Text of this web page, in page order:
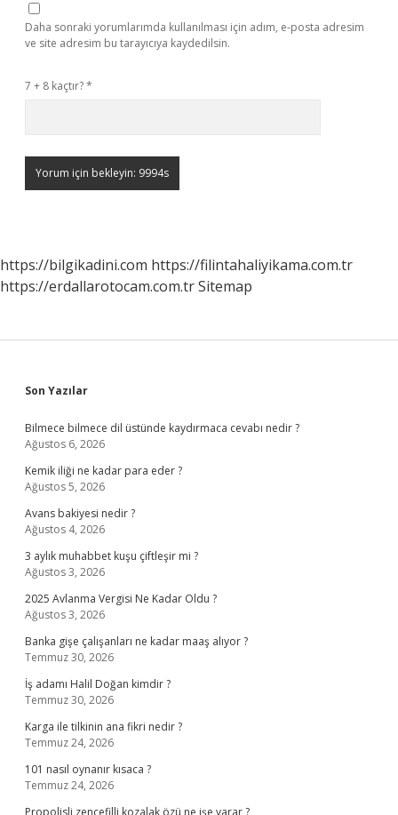
Daha sonraki yorumlarımda kullanılması için adım, e-posta adresim
ve site adresim bu tarayıcıya kaydedilsin.
7 + 8 kaçtır?*
https://bilgikadini.com https://filintahaliyikama.com.tr
https://erdallarotocam.com.trSitemap
Sidebar
Son Yazılar
Bilmece bilmece dil üstünde kaydırmaca cevabı nedir ?
Ağustos 6, 2026
Kemik iliği ne kadar para eder ?
Ağustos 5, 2026
Avans bakiyesi nedir ?
Ağustos 4, 2026
3 aylık muhabbet kuşu çiftleşir mi ?
Ağustos 3, 2026
2025 Avlanma Vergisi Ne Kadar Oldu ?
Ağustos 3, 2026
Banka gişe çalışanları ne kadar maaş alıyor ?
Temmuz 30, 2026
İş adamı Halil Doğan kimdir ?
Temmuz 30, 2026
Karga ile tilkinin ana fikri nedir ?
Temmuz 24, 2026
101 nasıl oynanır kısaca ?
Temmuz 24, 2026
Propolisli zencefilli kozalak özü ne işe yarar ?